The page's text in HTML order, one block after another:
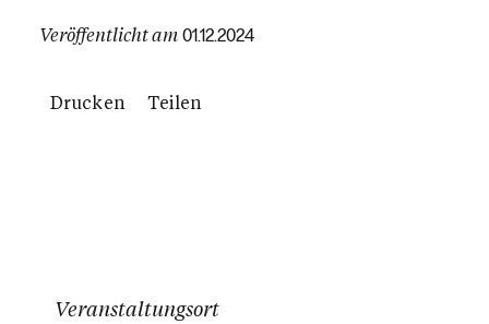
Veröffentlicht am 01.12.2024
Drucken Teilen
Veranstaltungsort